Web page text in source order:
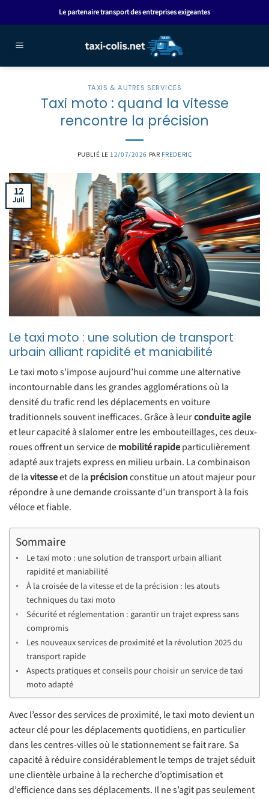
au
Le partenaire transport des entreprises exigeantes
TAXIS & AUTRES SERVICES
Taxi moto : quand la vitesse
rencontre la précision
PUBLIÉ LE 12/07/2026 PAR FREDERIC
12
Juil
Le taxi moto : une solution de transport
urbain alliant rapidité et maniabilité
Le taxi moto s’impose aujourd’hui comme une alternative
incontournable dans les grandes agglomérations où la
densité du trafic rend les déplacements en voiture
traditionnels souvent inefficaces. Grâce à leurconduite agile
et leur capacité à slalomer entre les embouteillages, ces deux-
roues offrent un service demobilité rapideparticulièrement
adapté aux trajets express en milieu urbain. La combinaison
de lavitesseet de la précisionconstitue un atout majeur pour
répondre à une demande croissante d’un transport à la fois
véloce et fiable.
Sommaire
Le taxi moto : une solution de transport urbain alliant
rapidité et maniabilité
À la croisée de la vitesse et de la précision : les atouts
techniques du taxi moto
Sécurité et réglementation : garantir un trajet express sans
compromis
Les nouveaux services de proximité et la révolution 2025 du
transport rapide
Aspects pratiques et conseils pour choisir un service de taxi
moto adapté
Avec l’essor des services de proximité, le taxi moto devient un
acteur clé pour les déplacements quotidiens, en particulier
dans les centres-villes où le stationnement se fait rare. Sa
capacité à réduire considérablement le temps de trajet séduit
une clientèle urbaine à la recherche d’optimisation et
d’efficience dans ses déplacements. Il ne s’agit pas seulement